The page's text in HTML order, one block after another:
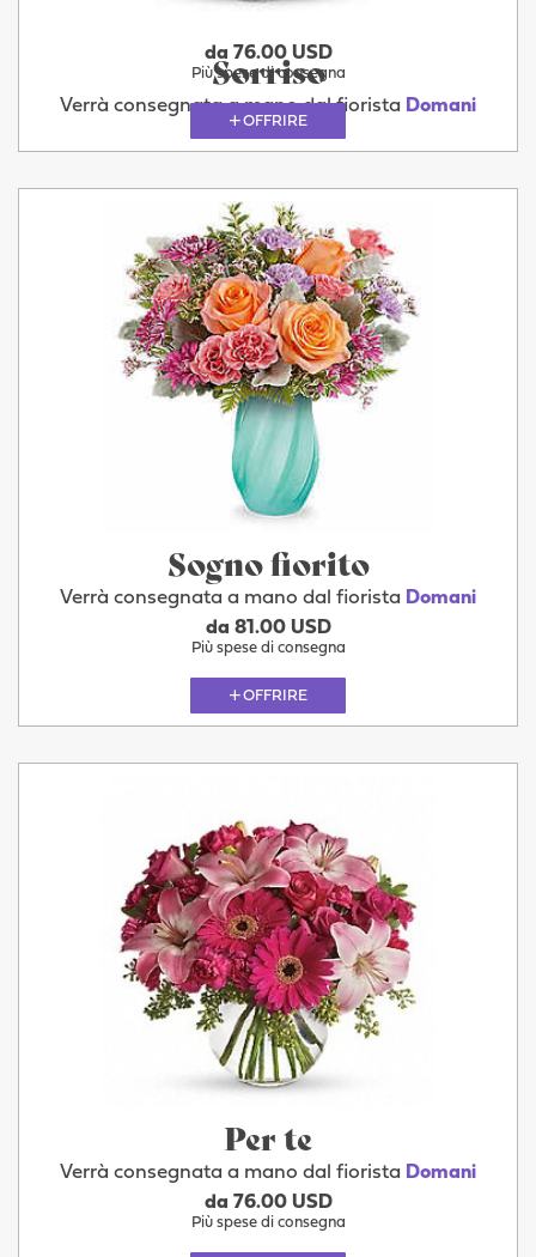
Sorriso
Verrà consegnata a mano dal fiorista Domani
da 76.00 USD
Più spese di consegna
OFFRIRE
Sogno fiorito
Verrà consegnata a mano dal fiorista Domani
da 81.00 USD
Più spese di consegna
OFFRIRE
Per te
Verrà consegnata a mano dal fiorista Domani
da 76.00 USD
Più spese di consegna